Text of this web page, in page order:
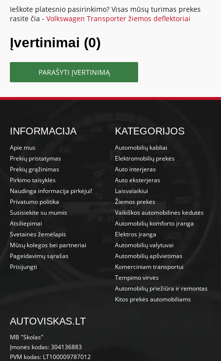
Ieškote platesnio pasirinkimo? Visas mūsų turimas prekes
rasite čia -Volkswagen Transporter žiemos deflektoriai
Įvertinimai (0)
PARAŠYTI ĮVERTINIMĄ
INFORMACIJA
Apie mus
Prekių pristatymas
Prekių grąžinimas
Pirkimo taisyklės
Naudinga informacija pirkėjui!
Privatumo politika
Susisiekite su mumis
Atsiliepimai
Svetainės žemėlapis
Mūsų kolegos bei partneriai
Pageidavimų sąrašas
Prisijungti
KATEGORIJOS
Automobilių kabliai
Elektromobilių prekės
Auto interjeras
Auto eksterjeras
Laisvalaikiui
Žiemos prekės
Vaikiškos automobilinės kėdutės
Automobilių komforto įranga
Elektros įranga
Automobilių valytuvai
Automobilių apšvietimas
Komerciniam transportui
Tempimo virvės
Automobilių priežiūra ir remontas
Kitos prekės automobiliams
AUTOVISKAS.LT
MB "Skolas"
Įmonės kodas: 304136883
PVM kodas: LT100009787012